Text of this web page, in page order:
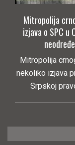
Mitropolija
izjava o SPC
Mitropolija
nekoliko izjava
Srpskoj